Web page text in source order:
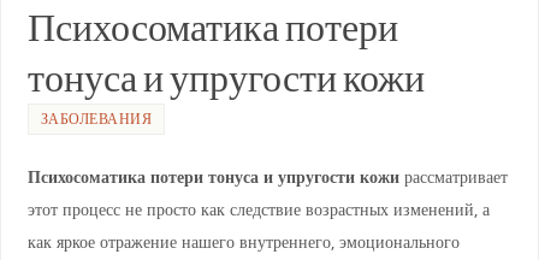
Психосоматика потери
тонуса и упругости кожи
ЗАБОЛЕВАНИЯ
Психосоматика потери тонуса и упругости кожирассматривает
этот процесс не просто как следствие возрастных изменений, а
как яркое отражение нашего внутреннего, эмоционального